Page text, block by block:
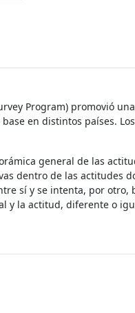
Program) promovió
en distintos países.
general de las
dentro de las actitudes
sí y se intenta, por
y la actitud, diferente o